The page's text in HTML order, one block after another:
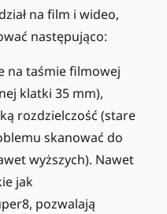
na film i wideo,
następująco:
na taśmie filmowej
klatki 35 mm),
rozdzielczość (stare
skanować do
wyższych). Nawet
jak
pozwalają